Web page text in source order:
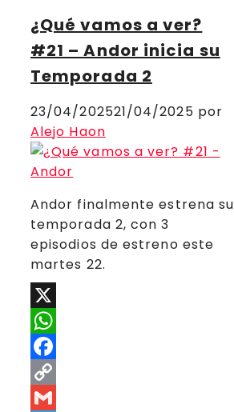
¿Qué vamos a ver?
#21 – Andor inicia su
Temporada 2
23/04/202521/04/2025 por
Alejo Haon
Andor finalmente estrena su
temporada 2, con 3
episodios de estreno este
martes 22.
X
WhatsApp
Facebook
Copy